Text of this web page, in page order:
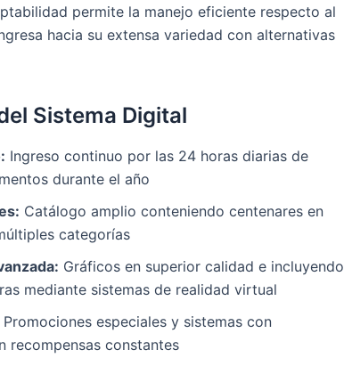
permite la manejo eficiente respecto al
hacia su extensa variedad con alternativas
Sistema Digital
Ingreso continuo por las 24 horas diarias de
durante el año
Catálogo amplio conteniendo centenares en
categorías
Gráficos en superior calidad e incluyendo
mediante sistemas de realidad virtual
Promociones especiales y sistemas con
recompensas constantes